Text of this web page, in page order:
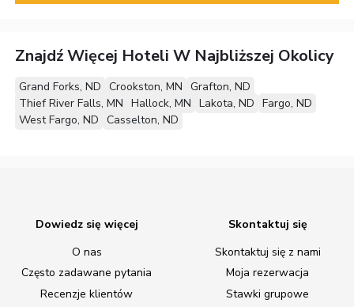
Znajdź Więcej Hoteli W Najbliższej Okolicy
Grand Forks, ND Crookston, MN Grafton, ND
Thief River Falls, MN Hallock, MN Lakota, ND Fargo, ND
West Fargo, ND Casselton, ND
Dowiedz się więcej
O nas
Często zadawane pytania
Recenzje klientów
Skontaktuj się
Skontaktuj się z nami
Moja rezerwacja
Stawki grupowe